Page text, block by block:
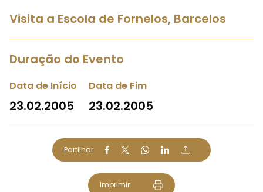
Visita a Escola de Fornelos, Barcelos
Duração do Evento
Data de Início
23.02.2005
Data de Fim
23.02.2005
Partilhar
Imprimir